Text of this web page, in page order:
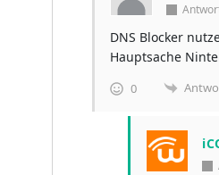
DNS Blocker
Hauptsache
0